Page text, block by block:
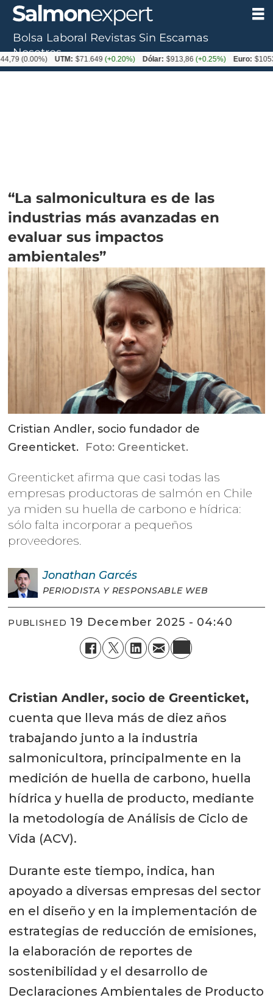
“La salmonicultura es de las
industrias más avanzadas en
evaluar sus impactos
ambientales”
Cristian Andler, socio fundador de
Greenticket. Foto: Greenticket.
Greenticket afirma que casi todas las
empresas productoras de salmón en Chile
ya miden su huella de carbono e hídrica:
sólo falta incorporar a pequeños
proveedores.
Jonathan Garcés
PERIODISTA Y RESPONSABLE WEB
PUBLISHED 19 December 2025 - 04:40
Cristian Andler, socio de Greenticket,
cuenta que lleva más de diez años
trabajando junto a la industria
salmonicultora, principalmente en la
medición de huella de carbono, huella
hídrica y huella de producto, mediante
la metodología de Análisis de Ciclo de
Vida (ACV).
Durante este tiempo, indica, han
apoyado a diversas empresas del sector
en el diseño y en la implementación de
estrategias de reducción de emisiones,
la elaboración de reportes de
sostenibilidad y el desarrollo de
Declaraciones Ambientales de Producto
Bolsa Laboral Revistas Sin Escamas
Nosotros
UTM: $71.649 (+0.20%) Dólar: $913,86 (+0.25%) Euro: $1053,08(-